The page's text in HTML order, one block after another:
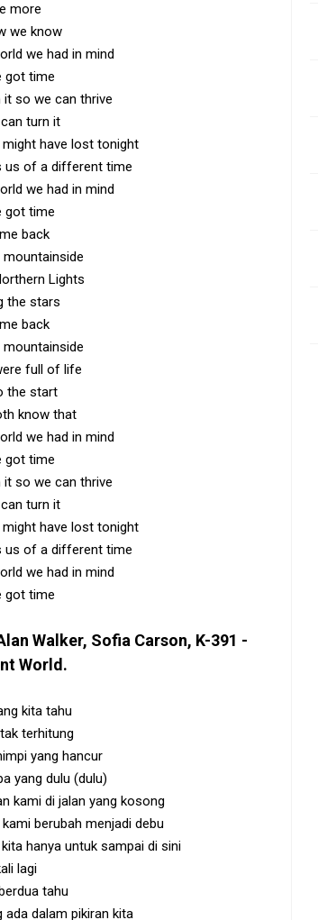
more
we know
we had in mind
got time
so we can thrive
turn it
have lost tonight
us of a different time
we had in mind
got time
back
Lights
the stars
back
full of life
the start
know that
we had in mind
got time
so we can thrive
turn it
have lost tonight
us of a different time
we had in mind
got time
Walker, Sofia Carson, K-391 -
World .
kita tahu
terhitung
yang hancur
yang dulu (dulu)
kami di jalan yang kosong
berubah menjadi debu
hanya untuk sampai di sini
lagi
tahu
ada dalam pikiran kita